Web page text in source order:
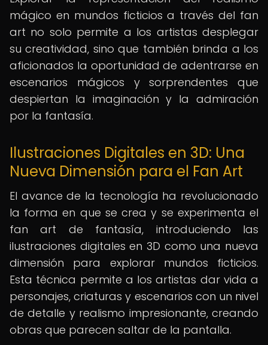
mágico en mundos ficticios a través del fan
art no solo permite a los artistas desplegar
su creatividad, sino que también brinda a los
aficionados la oportunidad de adentrarse en
escenarios mágicos y sorprendentes que
despiertan la imaginación y la admiración
por la fantasía.
Ilustraciones Digitales en 3D: Una
Nueva Dimensión para el Fan Art
El avance de la tecnología ha revolucionado
la forma en que se crea y se experimenta el
fan art de fantasía, introduciendo las
ilustraciones digitales en 3D como una nueva
dimensión para explorar mundos ficticios.
Esta técnica permite a los artistas dar vida a
personajes, criaturas y escenarios con un nivel
de detalle y realismo impresionante, creando
obras que parecen saltar de la pantalla.